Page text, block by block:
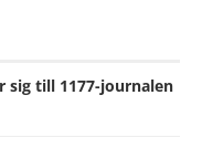
sig till 1177-journalen